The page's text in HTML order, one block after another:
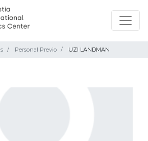
Personal Previo UZI LANDMAN